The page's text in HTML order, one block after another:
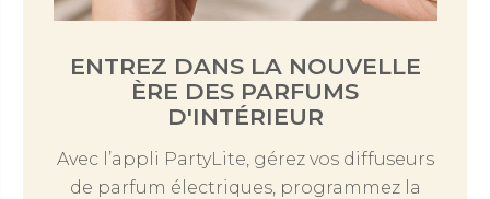
ENTREZ DANS LA NOUVELLE
ÈRE DES PARFUMS
D'INTÉRIEUR
Avec l’appli PartyLite, gérez vos diffuseurs
de parfum électriques, programmez la